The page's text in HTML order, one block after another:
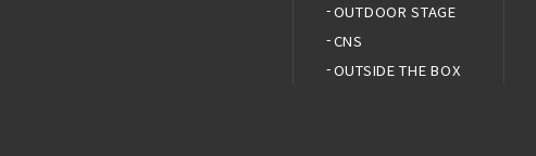
OUTDOOR STAGE
CNS
OUTSIDE THE BOX